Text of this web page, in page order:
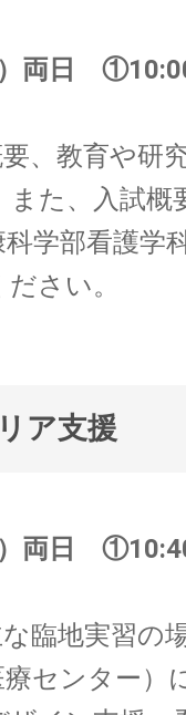
）両日
、教育や研
た、入試概
学部看護学
さい。
ア支援
）両日
臨地実習の
センター）